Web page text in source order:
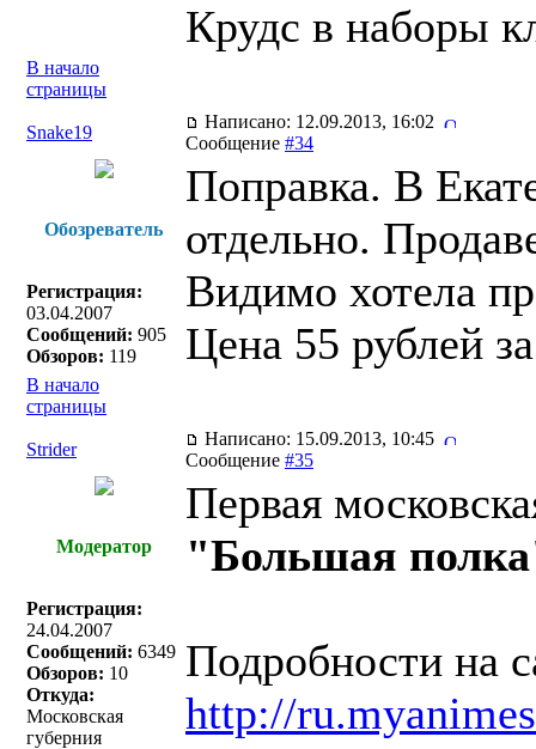
Крудс в наборы
В начало
страницы
Snake19
Написано: 12.09.2013, 16:02
Сообщение #34
Обозреватель
Регистрация:
03.04.2007
Сообщений: 905
Обзоров: 119
Поправка. В
отдельно.
Видимо хотела
Цена 55 рублей
В начало
страницы
Strider
Написано: 15.09.2013, 10:45
Сообщение #35
Модератор
Регистрация:
24.04.2007
Сообщений: 6349
Обзоров: 10
Откуда:
Московская
губерния
Первая
"Большая
Подробности на
http://